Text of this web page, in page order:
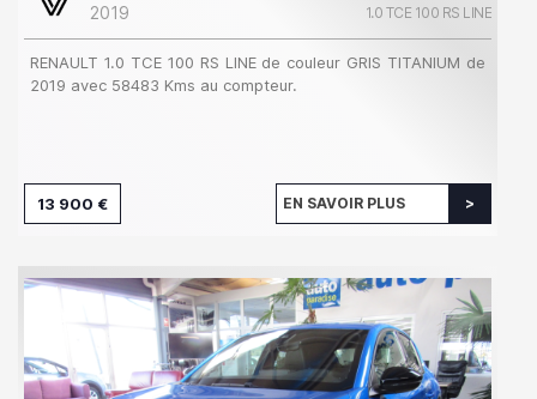
2019 1.0 TCE 100 RS LINE
RENAULT 1.0 TCE 100 RS LINE de couleur GRIS TITANIUM de
2019 avec 58483 Kms au compteur.
13 900 € EN SAVOIR PLUS